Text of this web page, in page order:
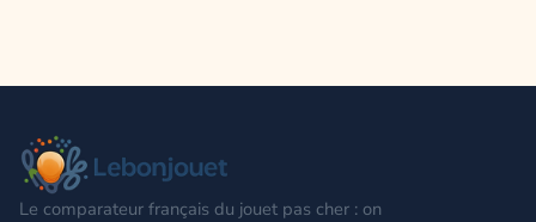
Le comparateur français du jouet pas cher : on